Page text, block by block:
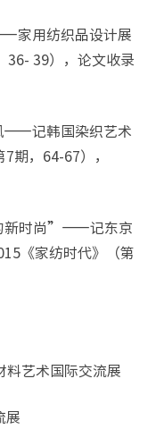
家用纺织品设计展
36- 39），论文收录
——记韩国染织艺术
期，64-67），
新时尚”——记东京
《家纺时代》（第
艺术国际交流展
展